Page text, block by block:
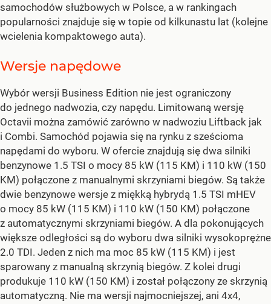
samochodów służbowych w Polsce, a w rankingach
popularności znajduje się w topie od kilkunastu lat (kolejne
wcielenia kompaktowego auta).
Wersje napędowe
Wybór wersji Business Edition nie jest ograniczony
do jednego nadwozia, czy napędu. Limitowaną wersję
Octavii można zamówić zarówno w nadwoziu Liftback jak
i Combi. Samochód pojawia się na rynku z sześcioma
napędami do wyboru. W ofercie znajdują się dwa silniki
benzynowe 1.5 TSI o mocy 85 kW (115 KM) i 110 kW (150
KM) połączone z manualnymi skrzyniami biegów. Są także
dwie benzynowe wersje z miękką hybrydą 1.5 TSI mHEV
o mocy 85 kW (115 KM) i 110 kW (150 KM) połączone
z automatycznymi skrzyniami biegów. A dla pokonujących
większe odległości są do wyboru dwa silniki wysokoprężne
2.0 TDI. Jeden z nich ma moc 85 kW (115 KM) i jest
sparowany z manualną skrzynią biegów. Z kolei drugi
produkuje 110 kW (150 KM) i został połączony ze skrzynią
automatyczną. Nie ma wersji najmocniejszej, ani 4x4,